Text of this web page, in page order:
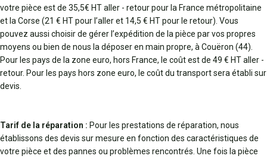
votre pièce est de 35,5€ HT aller - retour pour la France métropolitaine
et la Corse (21 € HT pour l’aller et 14,5 € HT pour le retour). Vous
pouvez aussi choisir de gérer l’expédition de la pièce par vos propres
moyens ou bien de nous la déposer en main propre, à Couëron (44).
Pour les pays de la zone euro, hors France, le coût est de 49 € HT aller -
retour. Pour les pays hors zone euro, le coût du transport sera établi sur
devis.
Tarif de la réparation : Pour les prestations de réparation, nous
établissons des devis sur mesure en fonction des caractéristiques de
votre pièce et des pannes ou problèmes rencontrés. Une fois la pièce